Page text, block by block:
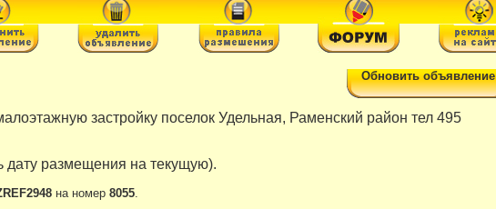
Обновить объявление
застройку поселок Удельная, Раменский район тел 495
размещения на текущую).
на номер 8055.